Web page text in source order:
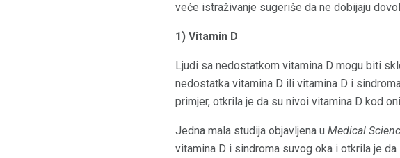
veće istraživanje sugeriše da ne dobijaju
1) Vitamin D
Ljudi sa nedostatkom vitamina D mogu biti
nedostatka vitamina D ili vitamina D i
primjer, otkrila je da su nivoi vitamina D kod
Jedna mala studija objavljena u Medical
vitamina D i sindroma suvog oka i otkrila je